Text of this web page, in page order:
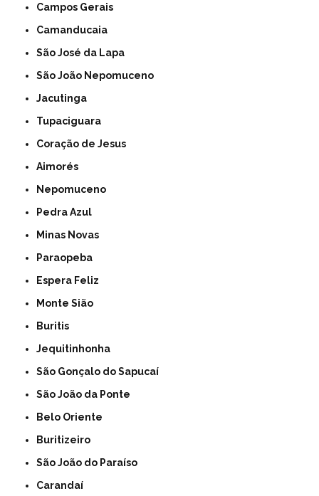
Campos Gerais
Camanducaia
São José da Lapa
São João Nepomuceno
Jacutinga
Tupaciguara
Coração de Jesus
Aimorés
Nepomuceno
Pedra Azul
Minas Novas
Paraopeba
Espera Feliz
Monte Sião
Buritis
Jequitinhonha
São Gonçalo do Sapucaí
São João da Ponte
Belo Oriente
Buritizeiro
São João do Paraíso
Carandaí